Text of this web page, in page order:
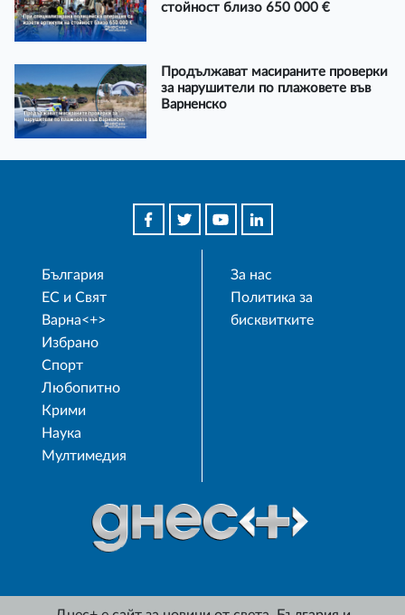
стойност близо 650 000 €
Продължават масираните проверки
за нарушители по плажовете във
Варненско
България
ЕС и Свят
Варна<+>
Избрано
Спорт
Любопитно
Крими
Наука
Мултимедия
За нас
Политика за
бисквитките